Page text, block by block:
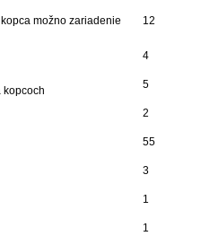
možno zariadenie
12
4
kopcoch
5
2
55
3
1
1